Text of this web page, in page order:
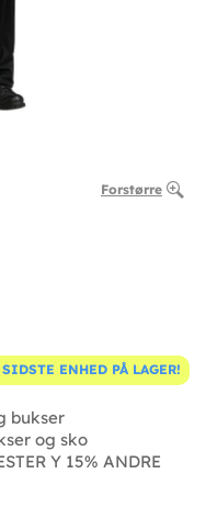
Forstørre
SIDSTE ENHED PÅ LAGER!
bukser
og sko
Y 15% ANDRE